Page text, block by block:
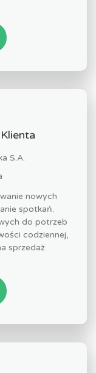
S.A.
nowych
spotkań.
do potrzeb
codziennej,
sprzedaż